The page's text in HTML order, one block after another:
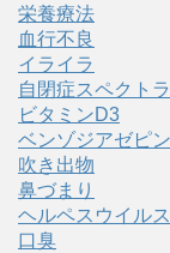
栄養療法
血行不良
イライラ
自閉症スペクト
ビタミンD3
ベンゾジアゼピ
吹き出物
鼻づまり
ヘルペスウイルス
口臭